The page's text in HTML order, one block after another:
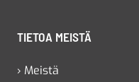
TIETOA MEISTÄ
› Meistä